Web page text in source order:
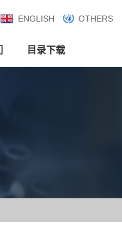
ENGLISH OTHERS
目录下载